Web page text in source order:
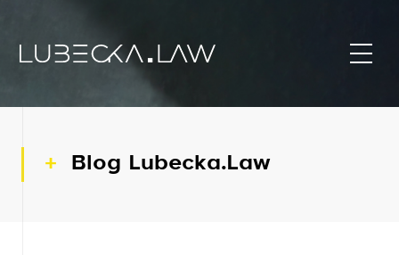
Blog Lubecka.Law